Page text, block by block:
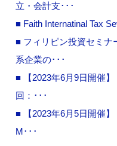
立・会計支･･･
■ Faith Internatinal Tax
■ フィリピン投資セミナ
系企業の･･･
■ 【2023年6月9日開催
回：･･･
■ 【2023年6月5日開催
M･･･